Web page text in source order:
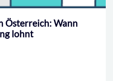
Österreich: Wann
lohnt